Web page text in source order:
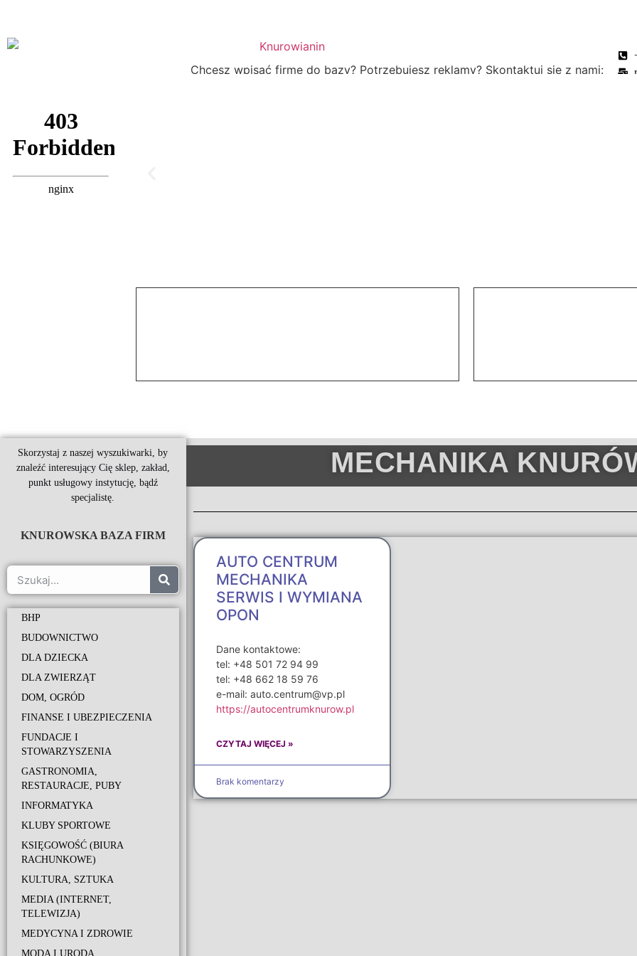
Chcesz wpisać firmę do bazy? Potrzebujesz reklamy? Skontaktuj się z nami:
Skorzystaj z naszej wyszukiwarki, by
znaleźć interesujący Cię sklep, zakład,
punkt usługowy instytucję, bądź
specjalistę.
KNUROWSKA BAZA FIRM
BHP
BUDOWNICTWO
DLA DZIECKA
DLA ZWIERZĄT
DOM, OGRÓD
FINANSE I UBEZPIECZENIA
FUNDACJE I
STOWARZYSZENIA
GASTRONOMIA,
RESTAURACJE, PUBY
INFORMATYKA
KLUBY SPORTOWE
KSIĘGOWOŚĆ (BIURA
RACHUNKOWE)
KULTURA, SZTUKA
MEDIA (INTERNET,
TELEWIZJA)
MEDYCYNA I ZDROWIE
MODA I URODA
MECHANIKA
AUTO CENTRUM
MECHANIKA
SERWIS I WYMIANA
OPON
Dane kontaktowe:
tel: +48 501 72 94 99
tel: +48 662 18 59 76
e-mail: auto.centrum@vp.pl
https://autocentrumknurow.pl
CZYTAJ WIĘCEJ »
Brak komentarzy